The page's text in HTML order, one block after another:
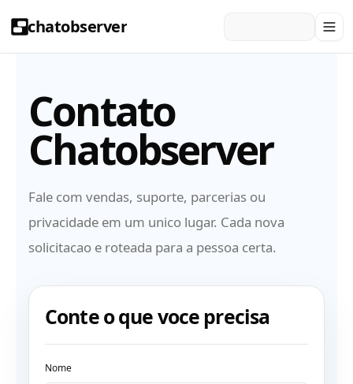
chatobserver
Contato
Chatobserver
Fale com vendas, suporte, parcerias ou
privacidade em um unico lugar. Cada nova
solicitacao e roteada para a pessoa certa.
Conte o que voce precisa
Nome